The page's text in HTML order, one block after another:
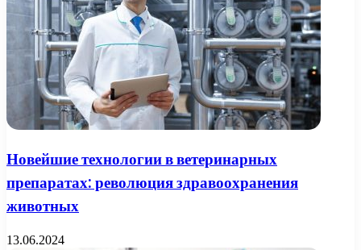
Новейшие технологии в ветеринарных
препаратах: революция здравоохранения
животных
13.06.2024